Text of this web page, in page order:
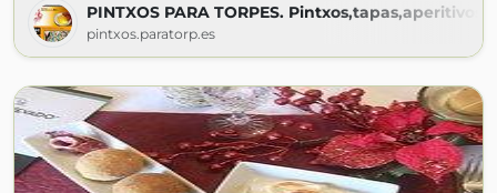
PINTXOS PARA TORPES.
pintxos.paratorp.es